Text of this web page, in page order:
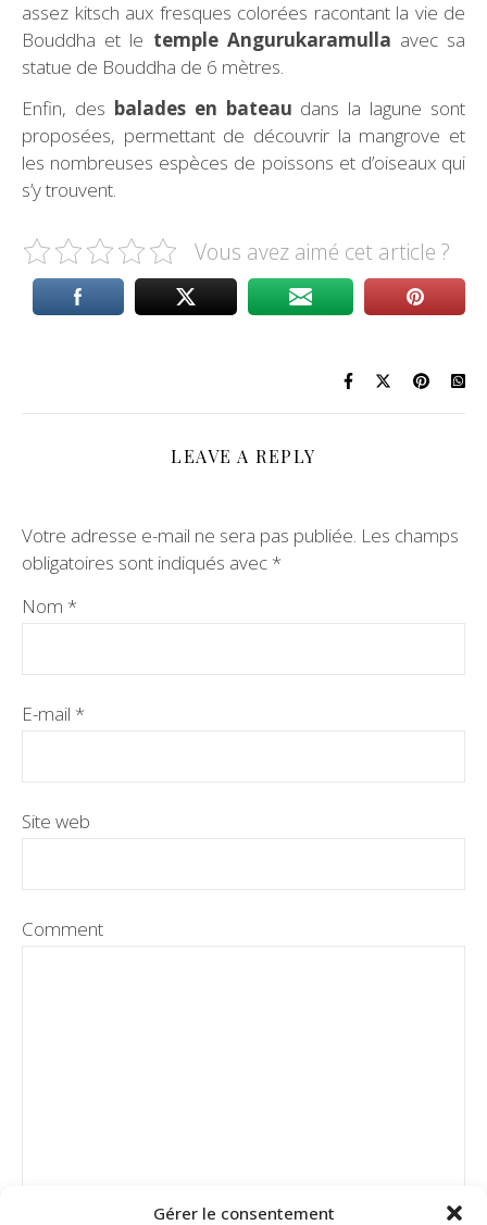
Gérer le consentement
assez kitsch aux fresques colorées racontant la vie de
Bouddha et le temple Angurukaramulla avec sa
statue de Bouddha de 6 mètres.
Enfin, des balades en bateau dans la lagune sont
proposées, permettant de découvrir la mangrove et
les nombreuses espèces de poissons et d’oiseaux qui
s’y trouvent.
Vous avez aimé cet article ?
LEAVE A REPLY
Votre adresse e-mail ne sera pas publiée. Les champs
obligatoires sont indiqués avec *
Nom *
E-mail *
Site web
Comment